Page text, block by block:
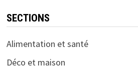
SECTIONS
Alimentation et santé
Déco et maison